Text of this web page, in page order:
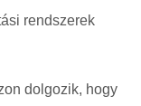
rendszerek
dolgozik, hogy